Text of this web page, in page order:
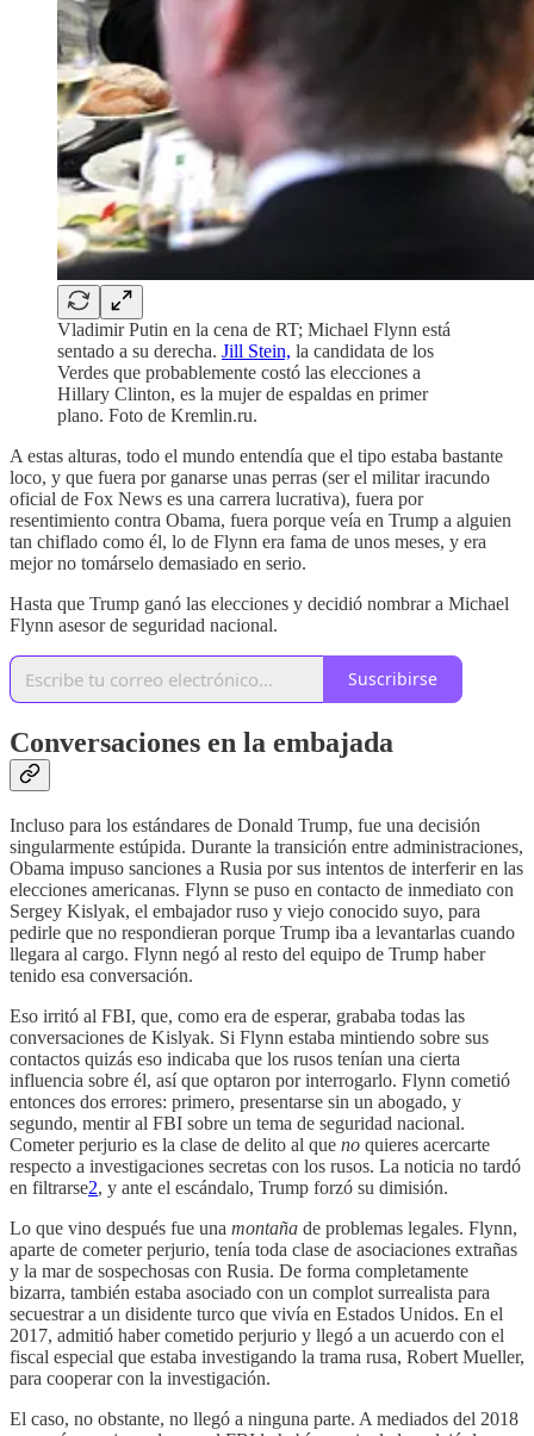
Vladimir Putin en la cena de RT; Michael Flynn está
sentado a su derecha. Jill Stein, la candidata de los
Verdes que probablemente costó las elecciones a
Hillary Clinton, es la mujer de espaldas en primer
plano. Foto de Kremlin.ru.
A estas alturas, todo el mundo entendía que el tipo estaba bastante
loco, y que fuera por ganarse unas perras (ser el militar iracundo
oficial de Fox News es una carrera lucrativa), fuera por
resentimiento contra Obama, fuera porque veía en Trump a alguien
tan chiflado como él, lo de Flynn era fama de unos meses, y era
mejor no tomárselo demasiado en serio.
Hasta que Trump ganó las elecciones y decidió nombrar a Michael
Flynn asesor de seguridad nacional.
Suscribirse
Conversaciones en la embajada
Incluso para los estándares de Donald Trump, fue una decisión
singularmente estúpida. Durante la transición entre administraciones,
Obama impuso sanciones a Rusia por sus intentos de interferir en las
elecciones americanas. Flynn se puso en contacto de inmediato con
Sergey Kislyak, el embajador ruso y viejo conocido suyo, para
pedirle que no respondieran porque Trump iba a levantarlas cuando
llegara al cargo. Flynn negó al resto del equipo de Trump haber
tenido esa conversación.
Eso irritó al FBI, que, como era de esperar, grababa todas las
conversaciones de Kislyak. Si Flynn estaba mintiendo sobre sus
contactos quizás eso indicaba que los rusos tenían una cierta
influencia sobre él, así que optaron por interrogarlo. Flynn cometió
entonces dos errores: primero, presentarse sin un abogado, y
segundo, mentir al FBI sobre un tema de seguridad nacional.
Cometer perjurio es la clase de delito al que no quieres acercarte
respecto a investigaciones secretas con los rusos. La noticia no tardó
en filtrarse2, y ante el escándalo, Trump forzó su dimisión.
Lo que vino después fue una montaña de problemas legales. Flynn,
aparte de cometer perjurio, tenía toda clase de asociaciones extrañas
y la mar de sospechosas con Rusia. De forma completamente
bizarra, también estaba asociado con un complot surrealista para
secuestrar a un disidente turco que vivía en Estados Unidos. En el
2017, admitió haber cometido perjurio y llegó a un acuerdo con el
fiscal especial que estaba investigando la trama rusa, Robert Mueller,
para cooperar con la investigación.
El caso, no obstante, no llegó a ninguna parte. A mediados del 2018